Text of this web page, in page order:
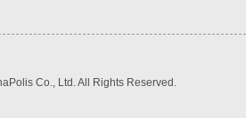
Co., Ltd. All Rights Reserved.